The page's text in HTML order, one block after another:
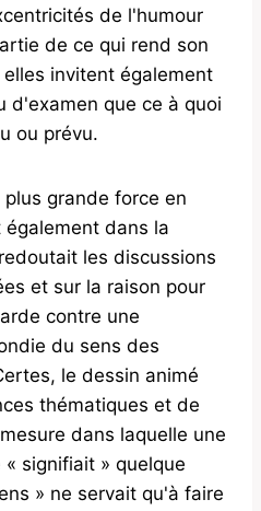
de l'humour
de ce qui rend son
invitent également
d'examen que ce à quoi
ou prévu.
grande force en
dans la
les discussions
et sur la raison pour
contre une
du sens des
le dessin animé
thématiques et de
dans laquelle une
signifiait » quelque
» ne servait qu'à faire